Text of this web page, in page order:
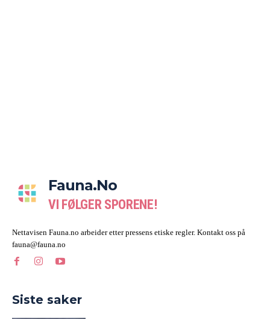
Fauna.no
VI FØLGER SPORENE!
Nettavisen Fauna.no arbeider etter pressens etiske regler. Kontakt oss på
fauna@fauna.no
Siste saker